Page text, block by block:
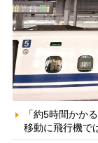
「約5時間かか
移動に飛行機で